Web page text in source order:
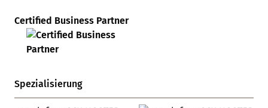
Certified Business Partner
Spezialisierung